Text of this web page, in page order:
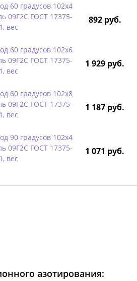
60 градусов 102х4
09Г2С ГОСТ 17375-
вес
892 руб.
60 градусов 102х6
09Г2С ГОСТ 17375-
вес
1 929 руб.
60 градусов 102х8
09Г2С ГОСТ 17375-
вес
1 187 руб.
90 градусов 102х4
09Г2С ГОСТ 17375-
вес
1 071 руб.
азотирования: